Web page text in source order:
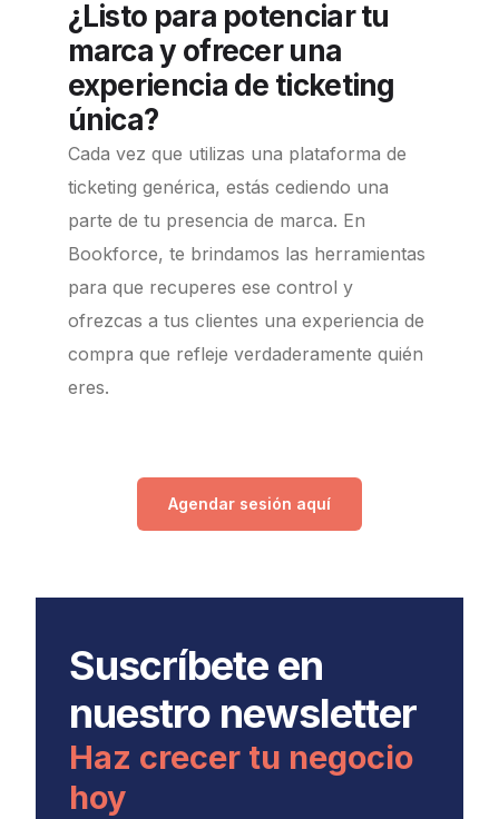
¿Listo para potenciar tu
marca y ofrecer una
experiencia de ticketing
única?
Cada vez que utilizas una plataforma de
ticketing genérica, estás cediendo una
parte de tu presencia de marca. En
Bookforce, te brindamos las herramientas
para que recuperes ese control y
ofrezcas a tus clientes una experiencia de
compra que refleje verdaderamente quién
eres.
Agendar sesión aquí
Suscríbete en
nuestro newsletter
Haz crecer tu negocio
hoy